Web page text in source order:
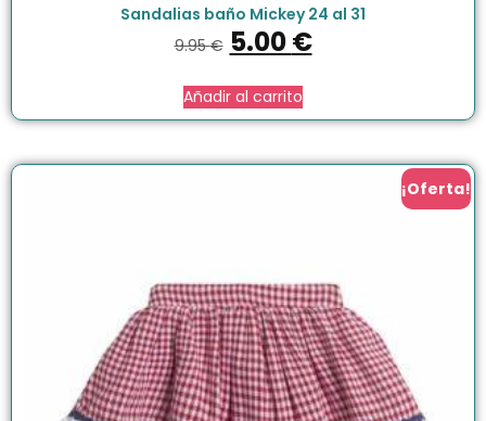
Sandalias baño Mickey 24 al 31
9.95€ 5.00€
Añadir al carrito
¡Oferta!